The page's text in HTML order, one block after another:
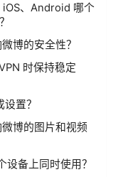
、Android 哪个
博的安全性？
时保持稳定
置？
博的图片和视频
设备上同时使用？